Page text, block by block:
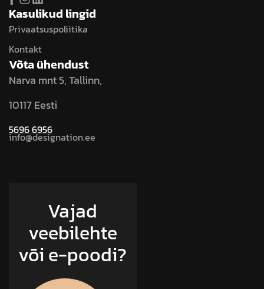
Kasulikud lingid
Privaatsuspoliitika
Kontakt
Võta ühendust
Narva mnt 5, Tallinn,
10117 Eesti
5696 6956
info@designation.ee
Vajad
veebilehte
või e-poodi?